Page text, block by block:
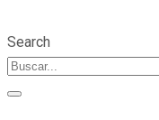
Search